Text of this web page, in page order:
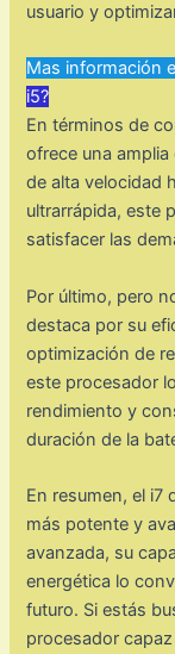
usuario y
Mas información
i5?
En términos de
ofrece una
de alta velocidad
ultrarrápida, este
satisfacer las
Por último, pero
destaca por su
optimización de
este procesador
rendimiento y
duración de la
En resumen, el i7
más potente y
avanzada, su
energética lo
futuro. Si estás
procesador